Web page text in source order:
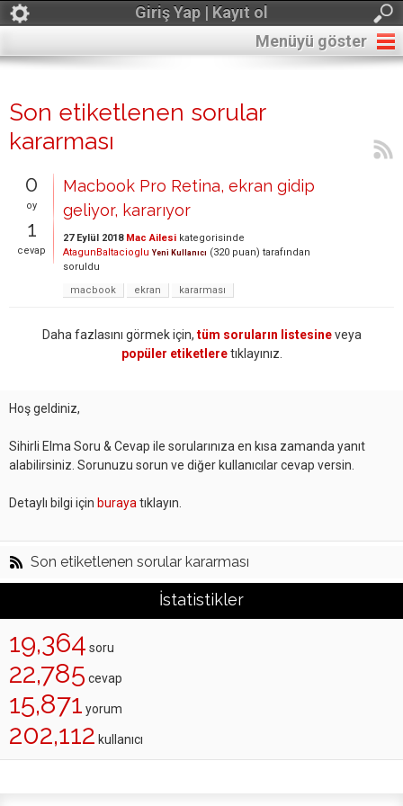
Giriş Yap | Kayıt ol
Menüyü göster
Son etiketlenen sorular
kararması
0
oy
1
cevap
Macbook Pro Retina, ekran gidip
geliyor, kararıyor
27 Eylül 2018 Mac Ailesi kategorisinde
AtagunBaltacioglu Yeni Kullanıcı (320 puan) tarafından
soruldu
macbook
ekran kararması
Daha fazlasını görmek için, tüm soruların listesineveya
popüler etiketleretıklayınız.
Hoş geldiniz,
Sihirli Elma Soru & Cevap ile sorularınıza en kısa zamanda yanıt
alabilirsiniz. Sorunuzu sorun ve diğer kullanıcılar cevap versin.
Detaylı bilgi için buraya tıklayın.
Son etiketlenen sorular kararması
İstatistikler
19,364 soru
22,785 cevap
15,871 yorum
202,112 kullanıcı